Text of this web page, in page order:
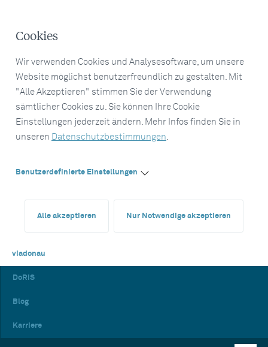
Cookies
Wir verwenden Cookies und Analysesoftware, um unsere
Website möglichst benutzerfreundlich zu gestalten. Mit
"Alle Akzeptieren" stimmen Sie der Verwendung
sämtlicher Cookies zu. Sie können Ihre Cookie
Einstellungen jederzeit ändern. Mehr Infos finden Sie in
unseren Datenschutzbestimmungen.
Benutzerdefinierte Einstellungen
Alle akzeptieren Nur Notwendige akzeptieren
viadonau
DoRIS
Blog
Karriere